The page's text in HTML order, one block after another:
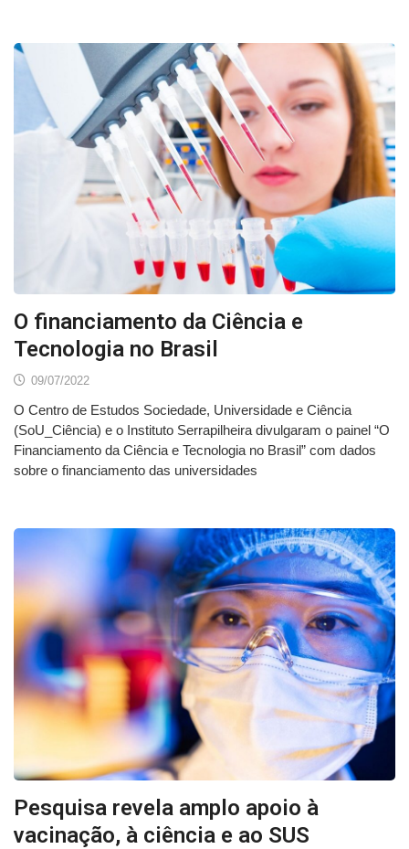
O financiamento da Ciência e
Tecnologia no Brasil
09/07/2022
O Centro de Estudos Sociedade, Universidade e Ciência
(SoU_Ciência) e o Instituto Serrapilheira divulgaram o painel “O
Financiamento da Ciência e Tecnologia no Brasil” com dados
sobre o financiamento das universidades
Pesquisa revela amplo apoio à
vacinação, à ciência e ao SUS